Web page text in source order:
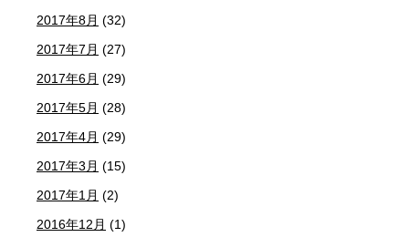
2017年8月 (32)
2017年7月 (27)
2017年6月 (29)
2017年5月 (28)
2017年4月 (29)
2017年3月 (15)
2017年1月 (2)
2016年12月 (1)